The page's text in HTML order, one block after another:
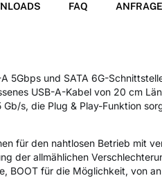
FAQ
5Gbps und SATA 6G-
USB-A-Kabel von 20 cm
s, die Plug & Play-Funktion
für den nahtlosen Betrieb mit
der allmählichen
BOOT für die Möglichkeit, von